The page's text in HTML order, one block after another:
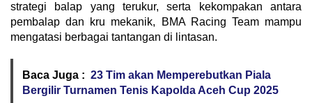
strategi balap yang terukur, serta kekompakan antara
pembalap dan kru mekanik, BMA Racing Team mampu
mengatasi berbagai tantangan di lintasan.
Baca Juga : 23 Tim akan Memperebutkan Piala
Bergilir Turnamen Tenis Kapolda Aceh Cup 2025